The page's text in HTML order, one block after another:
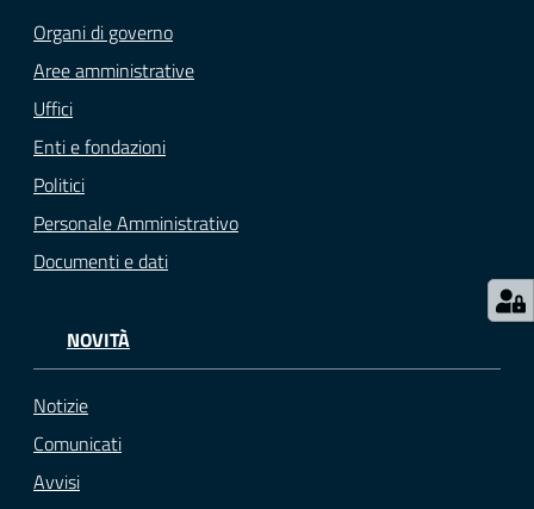
M
u
t
p
o
argomenti...
su
Organi di governo
Aree amministrative
Uffici
Enti e fondazioni
Politici
Personale Amministrativo
Documenti e dati
NOVITÀ
Notizie
Comunicati
Avvisi